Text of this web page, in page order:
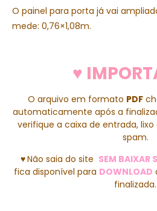
O painel para porta já vai
mede: 0,76×1,08m.
♥
O arquivo em formato PDF
automaticamente após a
verifique a caixa de entrada,
spam.
♥Não saia do site SEM BAIXAR
fica disponível para DOWNLOAD
finalizada.